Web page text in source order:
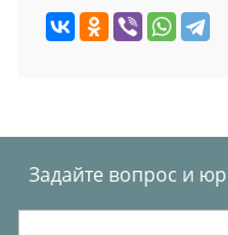
Задайте вопрос и